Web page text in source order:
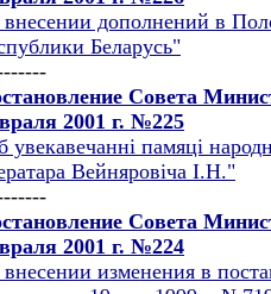
дополнений в
Беларусь"
Совета
2001 г. №225
увекавечаннi памяцi
Вейняровiча I.Н."
Совета
2001 г. №224
изменения в